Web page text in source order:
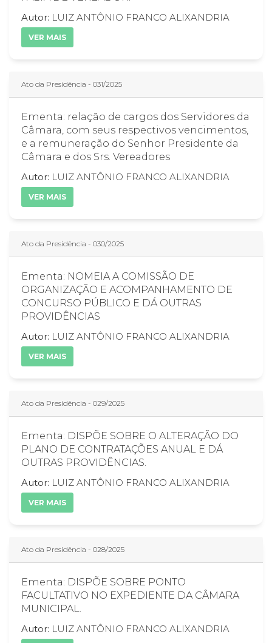
Autor: LUIZ ANTÔNIO FRANCO ALIXANDRIA
VER MAIS
Ato da Presidência - 031/2025
Ementa: relação de cargos dos Servidores da
Câmara, com seus respectivos vencimentos,
e a remuneração do Senhor Presidente da
Câmara e dos Srs. Vereadores
Autor: LUIZ ANTÔNIO FRANCO ALIXANDRIA
VER MAIS
Ato da Presidência - 030/2025
Ementa: NOMEIA A COMISSÃO DE
ORGANIZAÇÃO E ACOMPANHAMENTO DE
CONCURSO PÚBLICO E DÁ OUTRAS
PROVIDÊNCIAS
Autor: LUIZ ANTÔNIO FRANCO ALIXANDRIA
VER MAIS
Ato da Presidência - 029/2025
Ementa: DISPÕE SOBRE O ALTERAÇÃO DO
PLANO DE CONTRATAÇÕES ANUAL E DÁ
OUTRAS PROVIDÊNCIAS.
Autor: LUIZ ANTÔNIO FRANCO ALIXANDRIA
VER MAIS
Ato da Presidência - 028/2025
Ementa: DISPÕE SOBRE PONTO
FACULTATIVO NO EXPEDIENTE DA CÂMARA
MUNICIPAL.
Autor: LUIZ ANTÔNIO FRANCO ALIXANDRIA